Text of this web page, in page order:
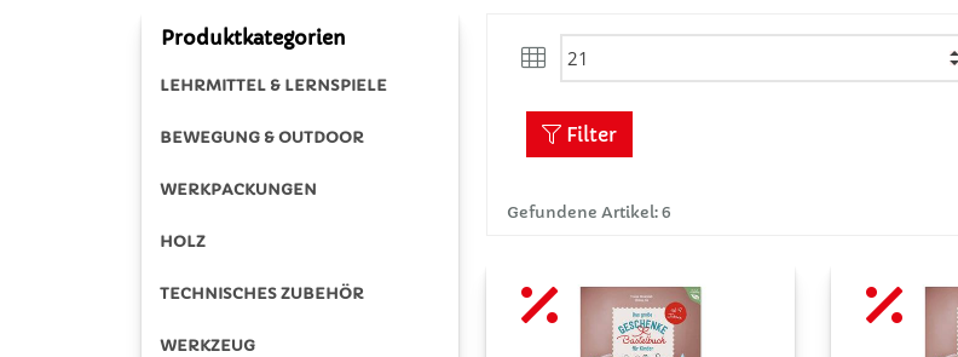
Produktkategorien
LEHRMITTEL & LERNSPIELE
BEWEGUNG & OUTDOOR
WERKPACKUNGEN
HOLZ
TECHNISCHES ZUBEHÖR
WERKZEUG
Gefundene Artikel: 6
Filter